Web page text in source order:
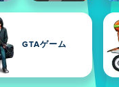
GTAゲーム